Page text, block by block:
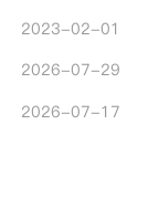
2023-02-01
2026-07-29
2026-07-17